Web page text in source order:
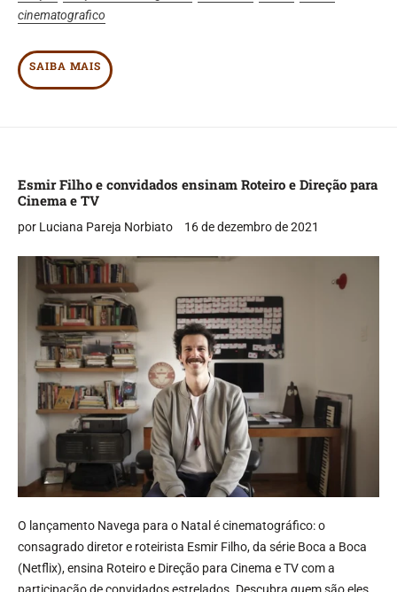
cinematografico
SAIBA MAIS
Esmir Filho e convidados ensinam Roteiro e Direção para
Cinema e TV
por Luciana Pareja Norbiato 16 de dezembro de 2021
O lançamento Navega para o Natal é cinematográfico: o
consagrado diretor e roteirista Esmir Filho, da série Boca a Boca
(Netflix), ensina Roteiro e Direção para Cinema e TV com a